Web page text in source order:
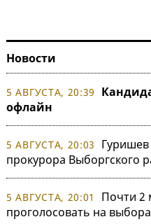
Новости
5 АВГУСТА, 20:39
офлайн
5 АВГУСТА, 20:03
Гуришев
прокурора Выборгского
5 АВГУСТА, 20:01
Почти 2
проголосовать на